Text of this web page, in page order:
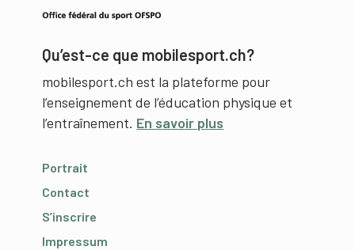
Qu’est-ce que mobilesport.ch?
mobilesport.ch est la plateforme pour
l’enseignement de l’éducation physique et
l’entraînement. En savoir plus
Portrait
Contact
S’inscrire
Impressum